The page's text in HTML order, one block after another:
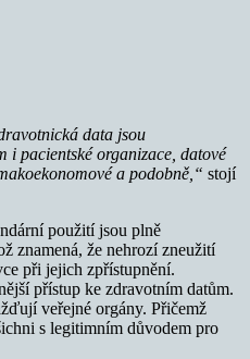
data jsou
i pacientské organizace, datové
a podobně,“ stojí
použití jsou plně
znamená, že nehrozí zneužití
při jejich zpřístupnění.
přístup ke zdravotním datům.
veřejné orgány. Přičemž
s legitimním důvodem pro